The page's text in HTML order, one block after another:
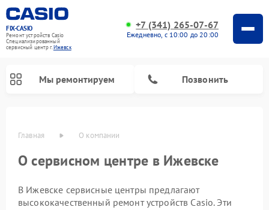
FIX-CASIO
Ремонт устройств Casio
Специализированный
cервисный центр г.Ижевск
+7 (341) 265-07-67
Ежедневно, с 10:00 до 20:00
Мы ремонтируем Позвонить
Главная О компании
О сервисном центре в Ижевске
В Ижевске сервисные центры предлагают
высококачественный ремонт устройств Casio. Эти